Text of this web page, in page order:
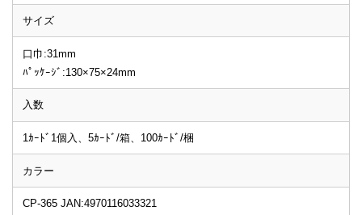
サイズ
口巾:31mm
ﾊﾟｯｹｰｼﾞ:130×75×24mm
入数
1ｶｰﾄﾞ1個入、5ｶｰﾄﾞ/箱、100ｶｰﾄﾞ/梱
カラー
CP-365 JAN:4970116033321